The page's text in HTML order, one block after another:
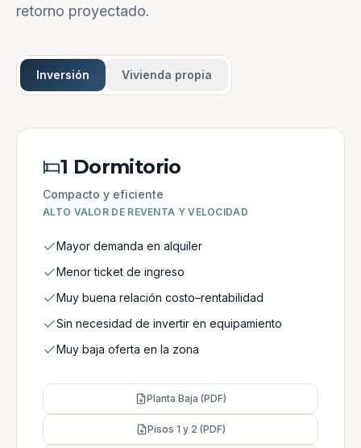
retorno proyectado.
Inversión Vivienda propia
1 Dormitorio
Compacto y eficiente
ALTO VALOR DE REVENTA Y VELOCIDAD
Mayor demanda en alquiler
Menor ticket de ingreso
Muy buena relación costo–rentabilidad
Sin necesidad de invertir en equipamiento
Muy baja oferta en la zona
Planta Baja (PDF)
Pisos 1 y 2 (PDF)